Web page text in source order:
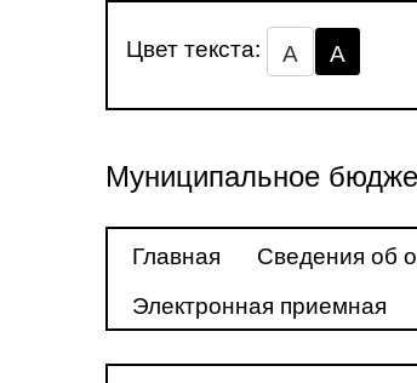
Цвет текста: А А
Муниципальное
Главная Сведения об
Электронная приемная